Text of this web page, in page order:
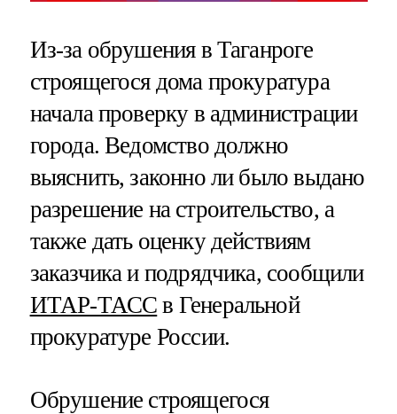
Из-за обрушения в Таганроге
строящегося дома прокуратура
начала проверку в администрации
города. Ведомство должно
выяснить, законно ли было выдано
разрешение на строительство, а
также дать оценку действиям
заказчика и подрядчика, сообщили
ИТАР-ТАСС в Генеральной
прокуратуре России.
Обрушение строящегося